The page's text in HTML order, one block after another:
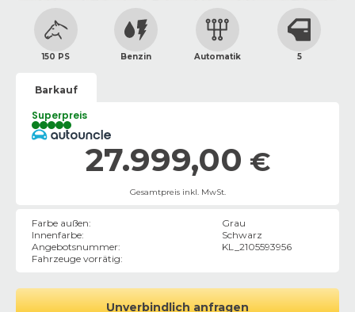
150 PS Benzin Automatik 5
Barkauf
Superpreis
27.999,00 €
Gesamtpreis inkl. MwSt.
Farbe außen:
Grau
Innenfarbe:
Schwarz
Angebotsnummer:
KL_2105593956
Fahrzeuge vorrätig:
Unverbindlich anfragen